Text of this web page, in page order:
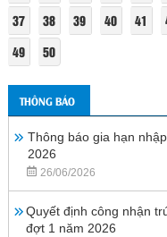
37
38 39 40 41
49
50
THÔNG BÁO
Thông báo gia hạn
2026
26/06/2026
Quyết định công nhận
đợt 1 năm 2026